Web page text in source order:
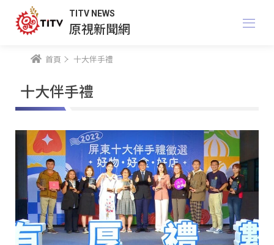
TITV NEWS
原視新聞網
首頁 十大伴手禮
十大伴手禮